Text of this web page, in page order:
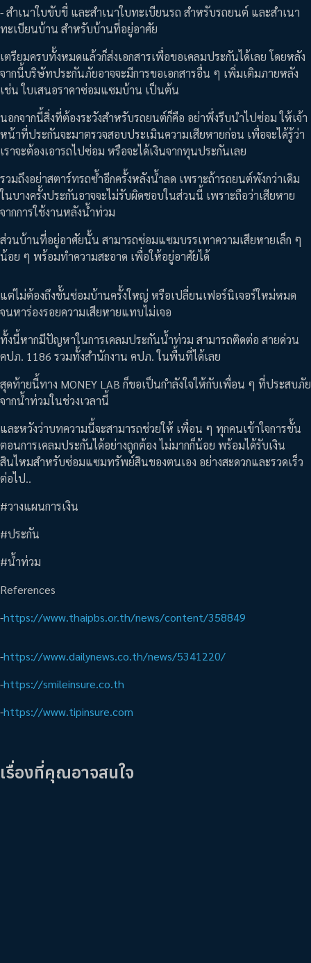
- สำเนาใบขับขี่ และสำเนาใบทะเบียนรถ สำหรับรถยนต์ และสำเนา
ทะเบียนบ้าน สำหรับบ้านที่อยู่อาศัย
เตรียมครบทั้งหมดแล้วก็ส่งเอกสารเพื่อขอเคลมประกันได้เลย โดยหลัง
จากนี้บริษัทประกันภัยอาจจะมีการขอเอกสารอื่น ๆ เพิ่มเติมภายหลัง
เช่น ใบเสนอราคาซ่อมแซมบ้าน เป็นต้น
นอกจากนี้สิ่งที่ต้องระวังสำหรับรถยนต์ก็คือ อย่าพึ่งรีบนำไปซ่อม ให้เจ้า
หน้าที่ประกันจะมาตรวจสอบประเมินความเสียหายก่อน เพื่อจะได้รู้ว่า
เราจะต้องเอารถไปซ่อม หรือจะได้เงินจากทุนประกันเลย
รวมถึงอย่าสตาร์ทรถซ้ำอีกครั้งหลังน้ำลด เพราะถ้ารถยนต์พังกว่าเดิม
ในบางครั้งประกันอาจจะไม่รับผิดชอบในส่วนนี้ เพราะถือว่าเสียหาย
จากการใช้งานหลังน้ำท่วม
ส่วนบ้านที่อยู่อาศัยนั้น สามารถซ่อมแซมบรรเทาความเสียหายเล็ก ๆ
น้อย ๆ พร้อมทำความสะอาด เพื่อให้อยู่อาศัยได้
แต่ไม่ต้องถึงขั้นซ่อมบ้านครั้งใหญ่ หรือเปลี่ยนเฟอร์นิเจอร์ใหม่หมด
จนหาร่องรอยความเสียหายแทบไม่เจอ
ทั้งนี้หากมีปัญหาในการเคลมประกันน้ำท่วม สามารถติดต่อ สายด่วน
คปภ. 1186 รวมทั้งสำนักงาน คปภ. ในพื้นที่ได้เลย
สุดท้ายนี้ทาง MONEY LAB ก็ขอเป็นกำลังใจให้กับเพื่อน ๆ ที่ประสบภัย
จากน้ำท่วมในช่วงเวลานี้
และหวังว่าบทความนี้จะสามารถช่วยให้ เพื่อน ๆ ทุกคนเข้าใจการขั้น
ตอนการเคลมประกันได้อย่างถูกต้อง ไม่มากก็น้อย พร้อมได้รับเงิน
สินไหมสำหรับซ่อมแซมทรัพย์สินของตนเอง อย่างสะดวกและรวดเร็ว
ต่อไป..
#วางแผนการเงิน
#ประกัน
#น้ำท่วม
References
-https://www.thaipbs.or.th/news/content/358849
-https://www.dailynews.co.th/news/5341220/
-https://smileinsure.co.th
-https://www.tipinsure.com
เรื่องที่คุณอาจสนใจ